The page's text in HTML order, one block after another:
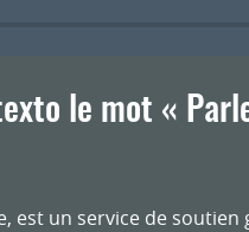
le mot «
est un service de